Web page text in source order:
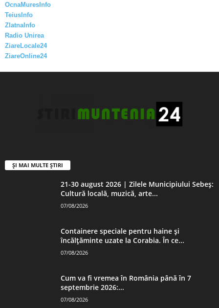
OcnaMuresInfo
TeiusInfo
ZlatnaInfo
Radio Unirea
ZiareLocale24
ZiareOnline24
ȘI MAI MULTE ȘTIRI
21-30 august 2026 | Zilele Municipiului Sebeș:
Cultură locală, muzică, arte...
07/08/2026
Containere speciale pentru haine și
încălțăminte uzate la Corabia. În ce...
07/08/2026
Cum va fi vremea în România până în 7
septembrie 2026:...
07/08/2026